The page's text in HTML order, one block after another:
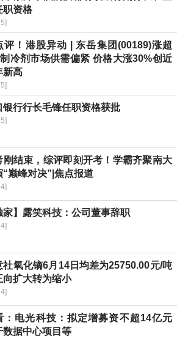
职资格
评！港股异动 | 东岳集团(00189)涨超
冷剂市场供需偏紧 价格大涨30%创近
新高
银行行长毛锋任职资格获批
刚结束，综评即刻开考！学霸齐聚南大
“巅峰对决”|焦点报道
家】露笑科技：公司董事辞职
社氧化镝6月14日均差为25750.00元/吨
向扩大转为缩小
：电光科技：拟定增募资不超14亿元
数据中心项目等